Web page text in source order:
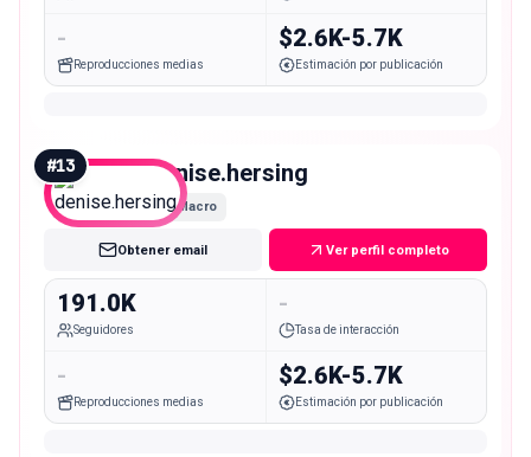
-
Reproducciones medias
$2.6K-5.7K
Estimación por publicación
#13 denise.hersing
Macro
Obtener email Ver perfil completo
191.0K
Seguidores
-
Tasa de interacción
-
Reproducciones medias
$2.6K-5.7K
Estimación por publicación